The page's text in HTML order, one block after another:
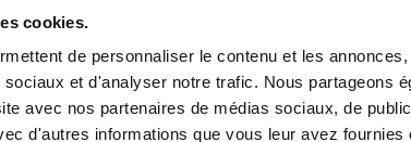
cookies.
de personnaliser le contenu et les
et d'analyser notre trafic. Nous partageons
avec nos partenaires de médias sociaux, de
d'autres informations que vous leur avez